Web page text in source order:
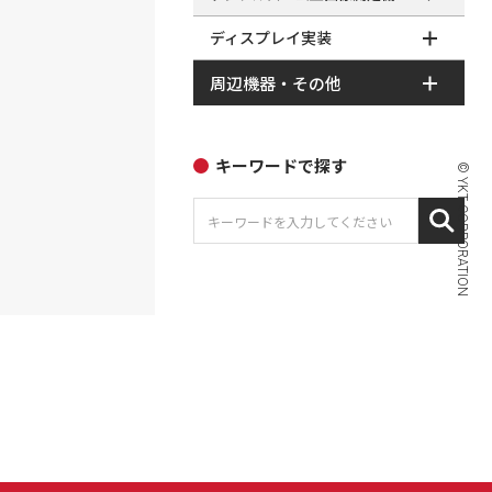
© YKT CORPORATION
ディスプレイ実装
周辺機器・その他
キーワードで探す